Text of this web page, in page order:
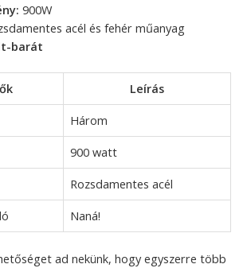
900W
acél és fehér műanyag
barát
Leírás
Három
900 watt
Rozsdamentes acél
Naná!
ad nekünk, hogy egyszerre több